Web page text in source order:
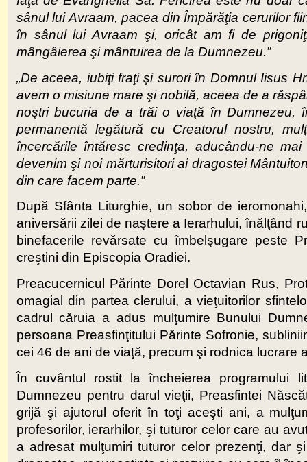
sânul lui Avraam, pacea din Împărăţia cerurilor
în sânul lui Avraam şi, oricât am fi de
mângâierea şi mântuirea de la Dumnezeu.”
„De aceea, iubiţi fraţi şi surori în Domnul Iisus
avem o misiune mare şi nobilă, aceea de a
noştri bucuria de a trăi o viaţă în
permanentă legătură cu Creatorul nostru,
încercările întăresc credinţa, aducându-ne
devenim şi noi mărturisitori ai dragostei
din care facem parte.”
După Sfânta Liturghie, un sobor de
aniversării zilei de naştere a Ierarhului, înălţând
binefacerile revărsate cu îmbelşugare peste
creştini din Episcopia Oradiei.
Preacucernicul Părinte Dorel Octavian Rus,
omagial din partea clerului, a vieţuitorilor
cadrul căruia a adus mulţumire Bunului
persoana Preasfinţitului Părinte Sofronie,
cei 46 de ani de viaţă, precum şi rodnica
În cuvântul rostit la încheierea programului
Dumnezeu pentru darul vieţii, Preasfintei
grijă şi ajutorul oferit în toţi aceşti ani, a
profesorilor, ierarhilor, şi tuturor celor care au
a adresat mulţumiri tuturor celor prezenţi, dar